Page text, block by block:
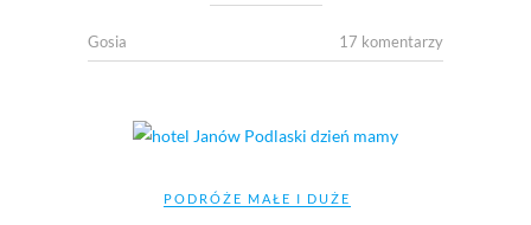
Gosia 17 komentarzy
PODRÓŻE MAŁE I DUŻE